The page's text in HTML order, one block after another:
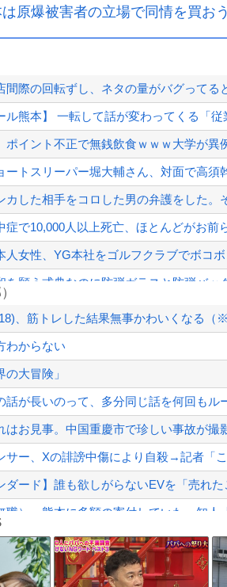
原爆被害者の立場で同情を買お
間際の回転ずし、ネタの量がバグってる
ル熊本】 一転して話が変わってくる「
ポイント不正で無銭飲食ｗｗｗ大学が異
ートスリーパー堀大輔さん、対面で高
カした相手をコロした男の弁護をした。
症で10,000人以上死亡、ほとんどがお前
人女性、YG本社をゴルフクラブでボコ
を願う式典なのに防弾ガラスと防弾バッ
スク←世界一の金持ちなのになんかあん
受け入れた先進国は大きな経済的恩恵
のサヨナラエラー
藤と代理人のやりとり、「地獄すぎて
金バエ」のSNS更新が1週間途絶え、様
NYで警官が黒人男性の首を絞め、暴動第
、筋トレした結果無事かわいくなる（※
わからない
の大冒険」
話が長いのって、多分同じ話を何回もル
はお見事。中国重慶市で珍しい事故が撮
サー、Xの誹謗中傷により自殺→記者「
ダード】誰も欲しがらないEVを「売れ
職）、熊本に多額の寄付していた。知人
が思うこと
映画・特撮・アニメ・漫画・ゲームで